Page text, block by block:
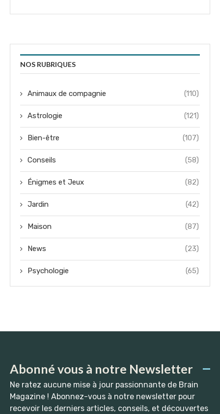
NOS RUBRIQUES
Animaux de compagnie (110)
Astrologie (121)
Bien-être (107)
Conseils (58)
Énigmes et Jeux (82)
Jardin (42)
Maison (87)
News (23)
Psychologie (65)
Abonné vous à notre Newsletter
Ne ratez aucune mise à jour passionnante de Brain
Magazine ! Abonnez-vous à notre newsletter pour
recevoir les derniers articles, conseils, et découvertes